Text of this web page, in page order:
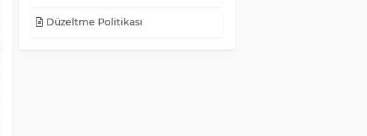
Düzeltme Politikası